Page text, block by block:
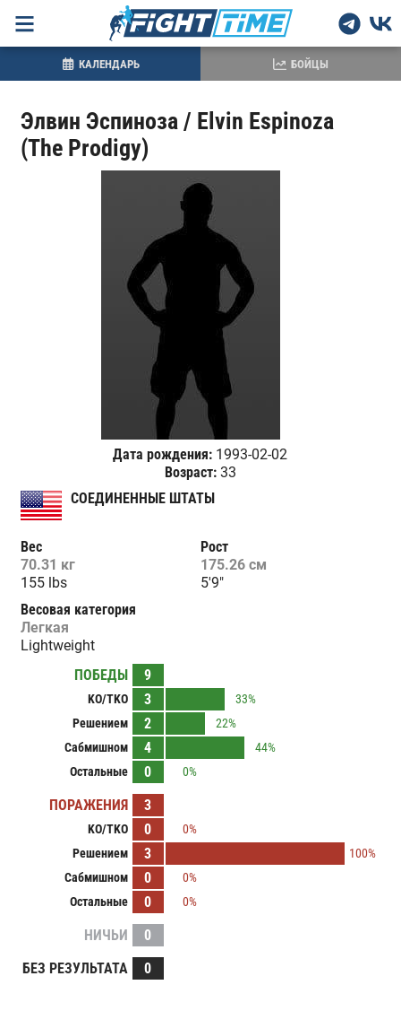
Элвин Эспиноза / Elvin Espinoza
(The Prodigy)
Дата рождения: 1993-02-02
Возраст:33
СОЕДИНЕННЫЕ ШТАТЫ
Вес
70.31 кг
155 lbs
Рост
175.26 см
5'9"
Весовая категория
Легкая
Lightweight
ПОБЕДЫ
9
KO/TKO 3
33%
Решением
2
22%
Сабмишном
4
44%
Остальные
0 0%
ПОРАЖЕНИЯ 3
KO/TKO 0
0%
Решением
3
100%
Сабмишном
0
0%
Остальные
0 0%
НИЧЬИ
0
БЕЗ РЕЗУЛЬТАТА
0
КАЛЕНДАРЬ БОЙЦЫ